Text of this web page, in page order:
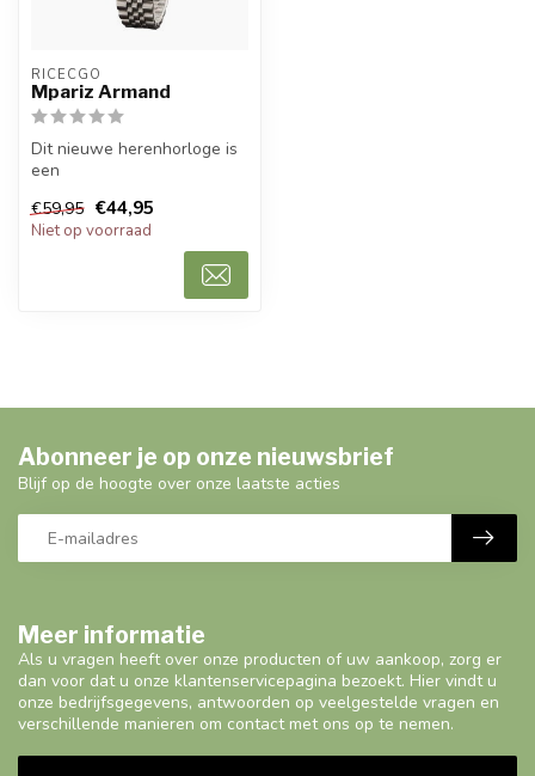
RICECGO
Mpariz Armand
Dit nieuwe herenhorloge is
een
herenho...
€59,95 €44,95
Niet op voorraad
Meer informatie
Als u vragen heeft over onze producten of uw aankoop, zorg er
dan voor dat u onze klantenservicepagina bezoekt. Hier vindt u
onze bedrijfsgegevens, antwoorden op veelgestelde vragen en
verschillende manieren om contact met ons op te nemen.
Abonneer je op onze nieuwsbrief
Blijf op de hoogte over onze laatste acties